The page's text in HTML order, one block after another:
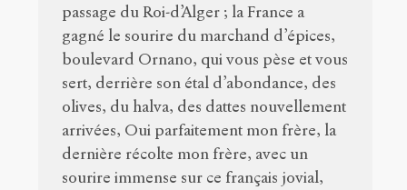
passage du Roi-d’Alger ; la France a
gagné le sourire du marchand d’épices,
boulevard Ornano, qui vous pèse et vous
sert, derrière son étal d’abondance, des
olives, du halva, des dattes nouvellement
arrivées, Oui parfaitement mon frère, la
dernière récolte mon frère, avec un
sourire immense sur ce français jovial,